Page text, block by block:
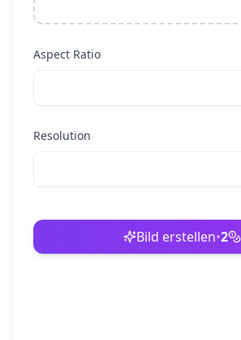
Aspect Ratio
Resolution
Bild erstellen•2